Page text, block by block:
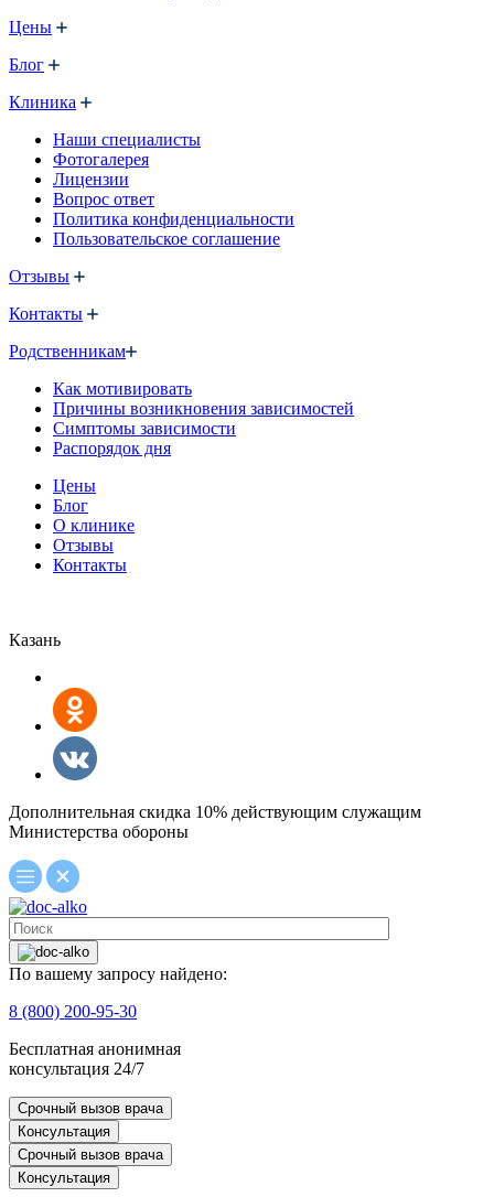
Цены
Блог
Клиника
Наши специалисты
Фотогалерея
Лицензии
Вопрос ответ
Политика конфиденциальности
Пользовательское соглашение
Отзывы
Контакты
Родственникам
Как мотивировать
Причины возникновения зависимостей
Симптомы зависимости
Распорядок дня
Цены
Блог
О клинике
Отзывы
Контакты
Казань
Дополнительная скидка 10% действующим служащим
Министерства обороны
По вашему запросу найдено:
8 (800) 200-95-30
Бесплатная анонимная
консультация 24/7
Срочный вызов врача
Консультация
Срочный вызов врача
Консультация